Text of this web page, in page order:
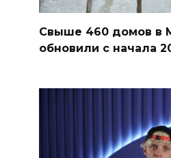
Свыше 460 домов в
обновили с начала